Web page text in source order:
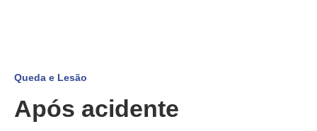
Queda e Lesão
Após acidente